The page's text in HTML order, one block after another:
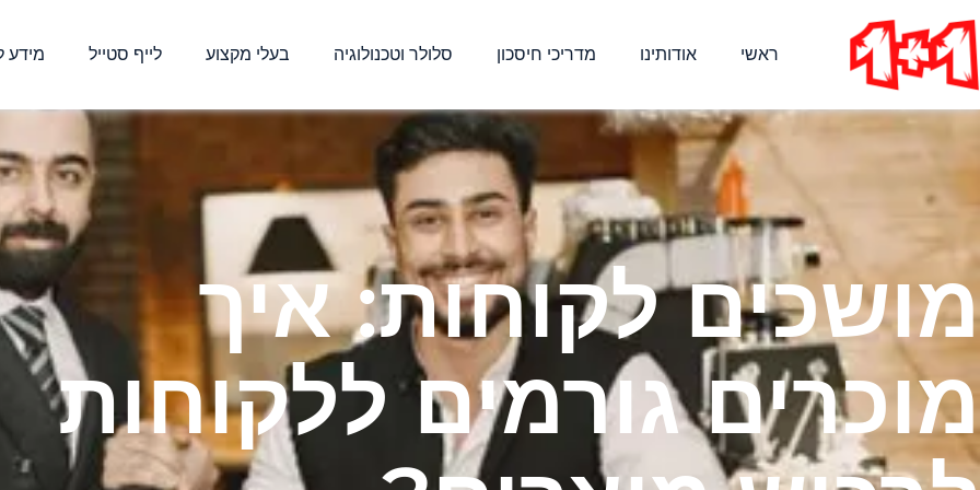
ראשי אודותינו מדריכי חיסכון סלולר וטכנולוגיה בעלי מקצוע לייף סטייל מידע
מושכים לקוחות: איך
מוכרים גורמים ללקוחות